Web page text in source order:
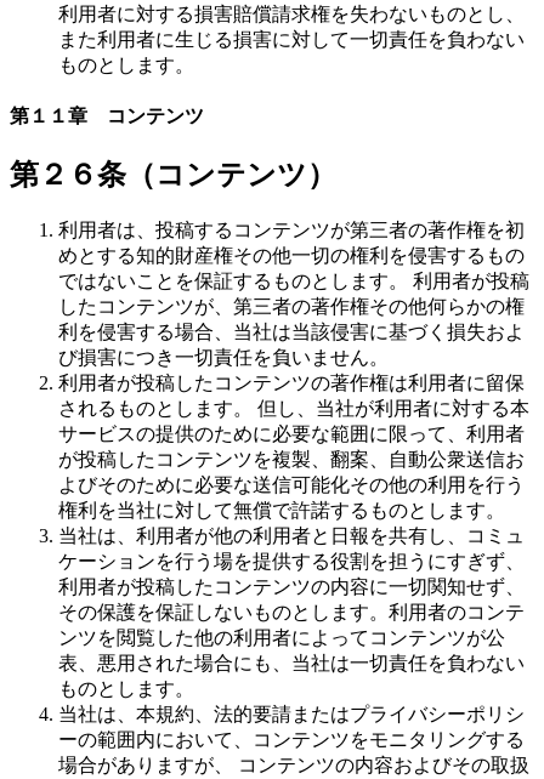
利用者に対する損害賠償請求権を失わないものとし、
また利用者に生じる損害に対して一切責任を負わない
ものとします。
第１１章 コンテンツ
第２６条（コンテンツ）
利用者は、投稿するコンテンツが第三者の著作権を初
めとする知的財産権その他一切の権利を侵害するもの
ではないことを保証するものとします。 利用者が投稿
したコンテンツが、第三者の著作権その他何らかの権
利を侵害する場合、当社は当該侵害に基づく損失およ
び損害につき一切責任を負いません。
利用者が投稿したコンテンツの著作権は利用者に留保
されるものとします。 但し、当社が利用者に対する本
サービスの提供のために必要な範囲に限って、利用者
が投稿したコンテンツを複製、翻案、自動公衆送信お
よびそのために必要な送信可能化その他の利用を行う
権利を当社に対して無償で許諾するものとします。
当社は、利用者が他の利用者と日報を共有し、コミュ
ケーションを行う場を提供する役割を担うにすぎず、
利用者が投稿したコンテンツの内容に一切関知せず、
その保護を保証しないものとします。利用者のコンテ
ンツを閲覧した他の利用者によってコンテンツが公
表、悪用された場合にも、当社は一切責任を負わない
ものとします。
当社は、本規約、法的要請またはプライバシーポリシ
ーの範囲内において、コンテンツをモニタリングする
場合がありますが、 コンテンツの内容およびその取扱